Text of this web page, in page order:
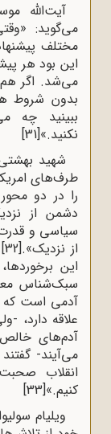
آیت‌الله
می‌گوید:
مختلف
این بود هر
می‌شد. اگر هم
بدون شروط
ببینید چه
نکنید.»[31]
شهید
طرف‌های
را در دو
دشمن از
سیاسی و
از نزدیک».[32]
این
سبک‌شناس
آدمى است که
علاقه دارد،
آدم‌هاى خالص
مى‌آیند-
انقلاب
کنیم.»[33]
ویلیام